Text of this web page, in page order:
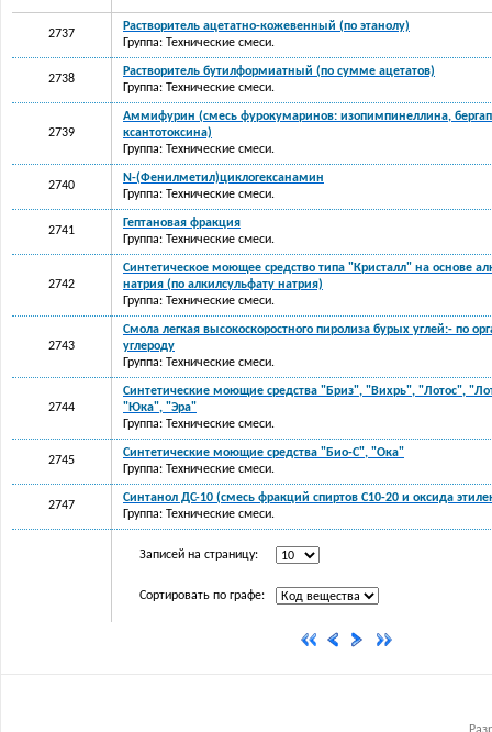
2737
Растворитель ацетатно-кожевенный (по этанолу)
Группа: Технические смеси.
2738
Растворитель бутилформиатный (по сумме ацетатов)
Группа: Технические смеси.
2739
Аммифурин (смесь фурокумаринов: изопимпинеллина,
ксантотоксина)
Группа: Технические смеси.
2740
N-(Фенилметил)циклогексанамин
Группа: Технические смеси.
2741
Гептановая фракция
Группа: Технические смеси.
2742
Синтетическое моющее средство типа "Кристалл" на основе
натрия (по алкилсульфату натрия)
Группа: Технические смеси.
2743
Смола легкая высокоскоростного пиролиза бурых углей:- по
углероду
Группа: Технические смеси.
2744
Синтетические моющие средства "Бриз", "Вихрь", "Лотос",
"Юка", "Эра"
Группа: Технические смеси.
2745
Синтетические моющие средства "Био-С", "Ока"
Группа: Технические смеси.
2747
Синтанол ДС-10 (смесь фракций спиртов C10-20 и оксида
Группа: Технические смеси.
Записей на страницу:
Сортировать по графе: